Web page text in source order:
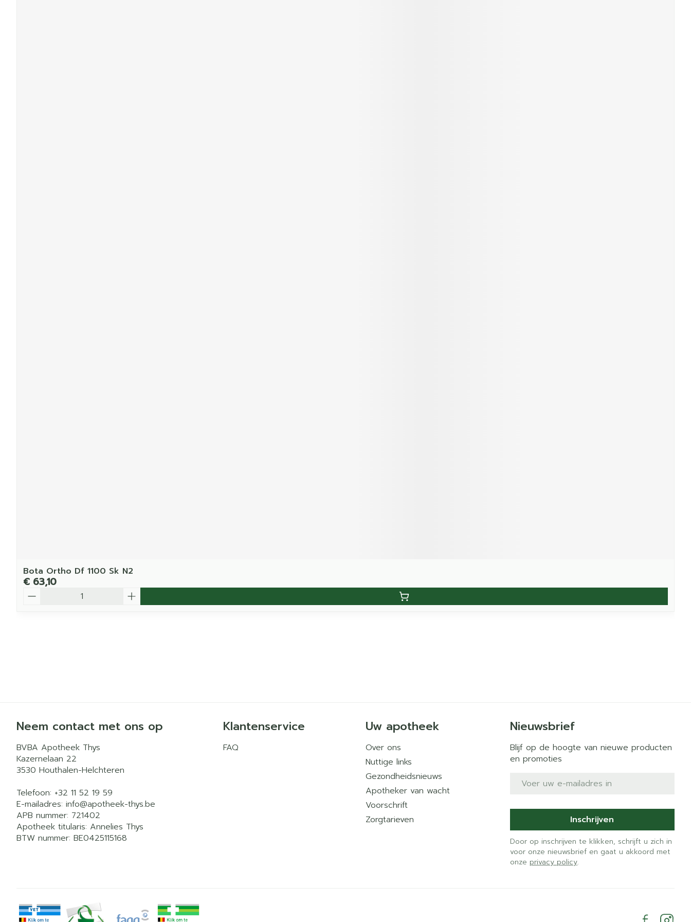
Bota Ortho Df 1100 Sk N2
€ 63,10
Neem contact met ons op
BVBA Apotheek Thys
Kazernelaan 22
3530 Houthalen-Helchteren
Telefoon: +32 11 52 19 59
E-mailadres: info@apotheek-thys.be
APB nummer: 721402
Apotheek titularis: Annelies Thys
BTW nummer: BE0425115168
Klantenservice
FAQ
Uw apotheek
Over ons
Nuttige links
Gezondheidsnieuws
Apotheker van wacht
Voorschrift
Zorgtarieven
Nieuwsbrief
Blijf op de hoogte van nieuwe producten
en promoties
E-mail adres
Inschrijven
Door op inschrijven te klikken, schrijft u zich in
voor onze nieuwsbrief en gaat u akkoord met
onze privacy policy.